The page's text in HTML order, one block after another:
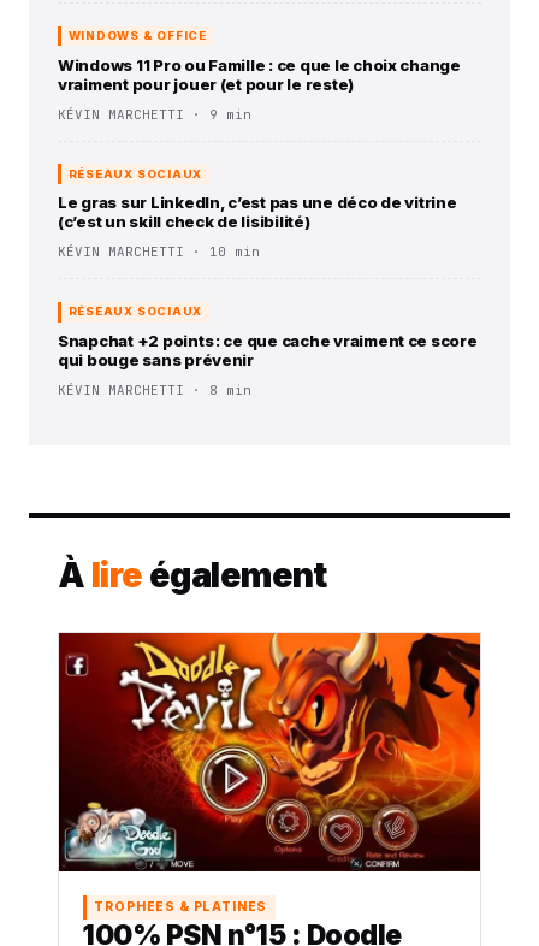
WINDOWS & OFFICE
Windows 11 Pro ou Famille : ce que le choix change
vraiment pour jouer (et pour le reste)
KÉVIN MARCHETTI · 9 min
RÉSEAUX SOCIAUX
Le gras sur LinkedIn, c’est pas une déco de vitrine
(c’est un skill check de lisibilité)
KÉVIN MARCHETTI · 10 min
RÉSEAUX SOCIAUX
Snapchat +2 points : ce que cache vraiment ce score
qui bouge sans prévenir
KÉVIN MARCHETTI · 8 min
À lire également
TROPHEES & PLATINES
100% PSN n°15 : Doodle